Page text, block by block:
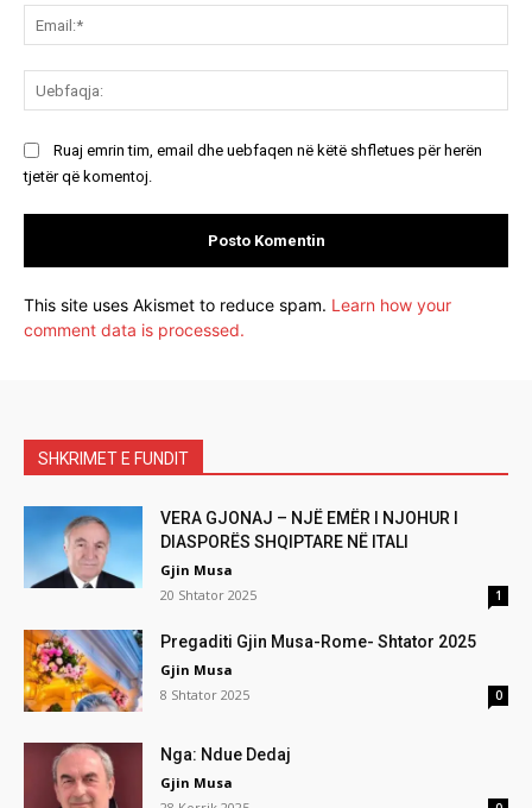
Ruaj emrin tim, email dhe uebfaqen në këtë shfletues për herën
tjetër që komentoj.
This site uses Akismet to reduce spam. Learn how your
comment data is processed.
SHKRIMET E FUNDIT
VERA GJONAJ – NJË EMËR I NJOHUR I
DIASPORËS SHQIPTARE NË ITALI
Gjin Musa
20 Shtator 2025
1
Pregaditi Gjin Musa-Rome- Shtator 2025
Gjin Musa
8 Shtator 2025
0
Nga: Ndue Dedaj
Gjin Musa